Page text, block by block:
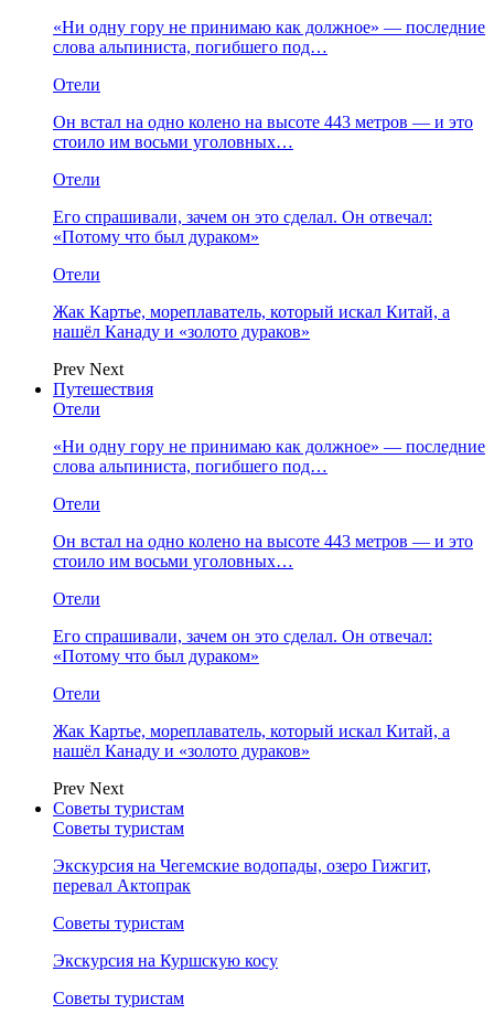
«Ни одну гору не принимаю как должное» — последние
слова альпиниста, погибшего под…
Отели
Он встал на одно колено на высоте 443 метров — и это
стоило им восьми уголовных…
Отели
Его спрашивали, зачем он это сделал. Он отвечал:
«Потому что был дураком»
Отели
Жак Картье, мореплаватель, который искал Китай, а
нашёл Канаду и «золото дураков»
Prev Next
Путешествия
Отели
«Ни одну гору не принимаю как должное» — последние
слова альпиниста, погибшего под…
Отели
Он встал на одно колено на высоте 443 метров — и это
стоило им восьми уголовных…
Отели
Его спрашивали, зачем он это сделал. Он отвечал:
«Потому что был дураком»
Отели
Жак Картье, мореплаватель, который искал Китай, а
нашёл Канаду и «золото дураков»
Prev Next
Советы туристам
Советы туристам
Экскурсия на Чегемские водопады, озеро Гижгит,
перевал Актопрак
Советы туристам
Экскурсия на Куршскую косу
Советы туристам